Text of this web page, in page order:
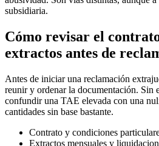
subsidiaria.
Cómo revisar el
extractos antes de
Antes de iniciar una reclamación
reunir y ordenar la documentación. Sin
confundir una TAE elevada con una
cantidades sin base bastante.
Contrato y condiciones
Extractos mensuales y